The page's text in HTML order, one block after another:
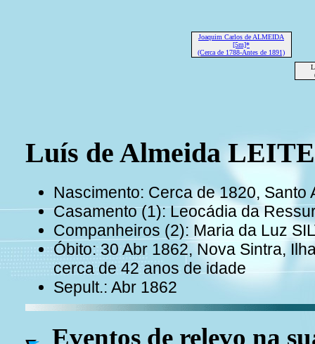
Joaquim Carlos de ALMEIDA
[5m]*
(Cerca de 1788-Antes de 1891)
Luís de Almeida LEITE
Nascimento: Cerca de 1820, Santo
Casamento (1): Leocádia da
Companheiros (2): Maria da Luz
Óbito: 30 Abr 1862, Nova Sintra,
cerca de 42 anos de idade
Sepult.: Abr 1862
Eventos de relevo na